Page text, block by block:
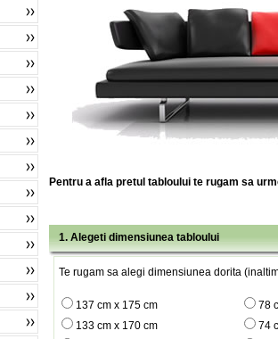
Pentru a afla pretul tabloului te rugam sa
1. Alegeti dimensiunea tabloului
Te rugam sa alegi dimensiunea dorita
137 cm x 175 cm
78
133 cm x 170 cm
74